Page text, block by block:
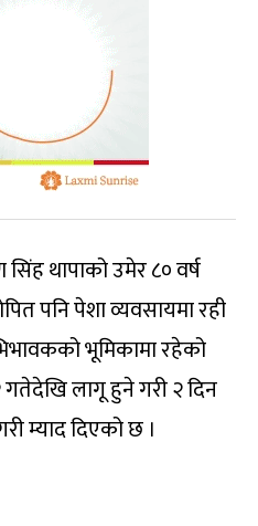
थापाको उमेर ८० वर्ष
पनि पेशा व्यवसायमा रही
भूमिकामा रहेको
लागू हुने गरी २ दिन
म्याद दिएको छ ।